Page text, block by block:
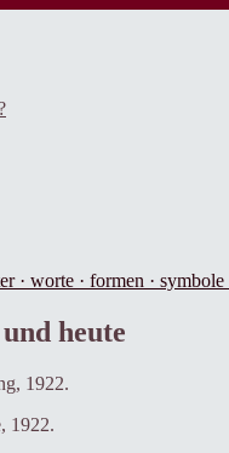
· formen · symbole · · ·
design und werbung.
heute